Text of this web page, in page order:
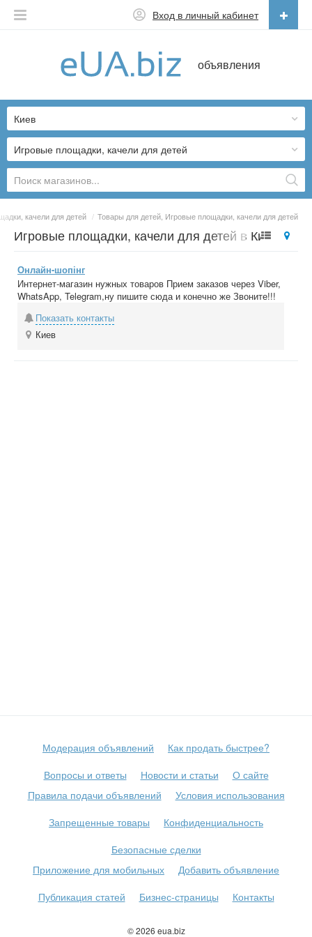
объявления
Вход в личный кабинет
Українська
Игровые площадки, качели для детей
Киев
качели для детей / Товары для детей, Игровые площадки, качели для детей
Игровые площадки, качели для детей в Киеве
Онлайн-шопінг
Интернет-магазин нужных товаров Прием заказов через Viber,
WhatsApp, Telegram,ну пишите сюда и конечно же Звоните!!!
Показать контакты
Киев
© 2026 eua.biz
Модерация объявлений
Как продать быстрее?
Вопросы и ответы
Новости и статьи
О сайте
Правила подачи объявлений
Условия использования
Запрещенные товары
Конфиденциальность
Безопасные сделки
Приложение для мобильных
Добавить объявление
Публикация статей
Бизнес-страницы Контакты